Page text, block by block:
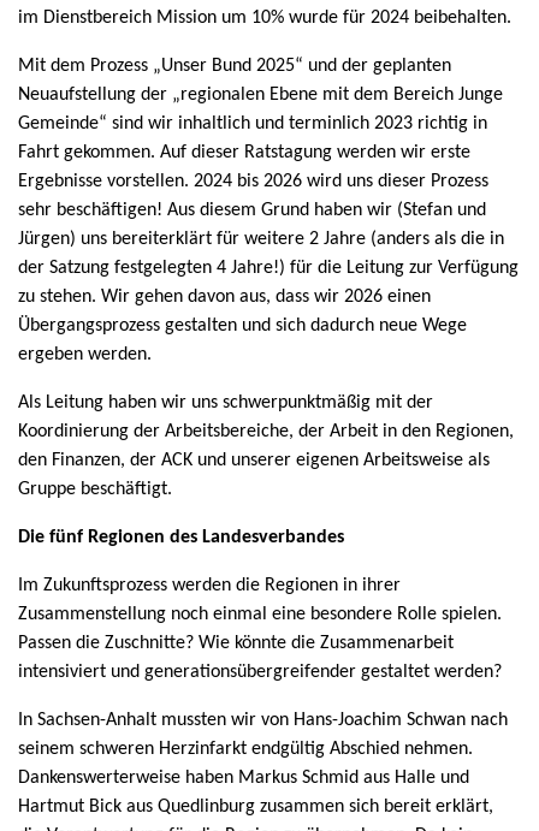
im Dienstbereich Mission um 10% wurde für 2024 beibehalten.
Mit dem Prozess „Unser Bund 2025“ und der geplanten
Neuaufstellung der „regionalen Ebene mit dem Bereich Junge
Gemeinde“ sind wir inhaltlich und terminlich 2023 richtig in
Fahrt gekommen. Auf dieser Ratstagung werden wir erste
Ergebnisse vorstellen. 2024 bis 2026 wird uns dieser Prozess
sehr beschäftigen! Aus diesem Grund haben wir (Stefan und
Jürgen) uns bereiterklärt für weitere 2 Jahre (anders als die in
der Satzung festgelegten 4 Jahre!) für die Leitung zur Verfügung
zu stehen. Wir gehen davon aus, dass wir 2026 einen
Übergangsprozess gestalten und sich dadurch neue Wege
ergeben werden.
Als Leitung haben wir uns schwerpunktmäßig mit der
Koordinierung der Arbeitsbereiche, der Arbeit in den Regionen,
den Finanzen, der ACK und unserer eigenen Arbeitsweise als
Gruppe beschäftigt.
Die fünf Regionen des Landesverbandes
Im Zukunftsprozess werden die Regionen in ihrer
Zusammenstellung noch einmal eine besondere Rolle spielen.
Passen die Zuschnitte? Wie könnte die Zusammenarbeit
intensiviert und generationsübergreifender gestaltet werden?
In Sachsen-Anhalt mussten wir von Hans-Joachim Schwan nach
seinem schweren Herzinfarkt endgültig Abschied nehmen.
Dankenswerterweise haben Markus Schmid aus Halle und
Hartmut Bick aus Quedlinburg zusammen sich bereit erklärt,